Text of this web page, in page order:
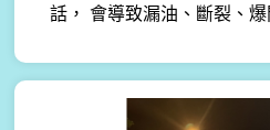
話， 會導致漏油、斷裂、